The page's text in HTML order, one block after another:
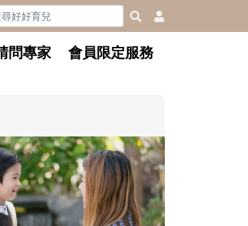
問專家 會員限定服務
和孩子一起長大的那個男人│讀
懂父親的不同模樣
沒有人天生就擅長當爸爸！男人總是